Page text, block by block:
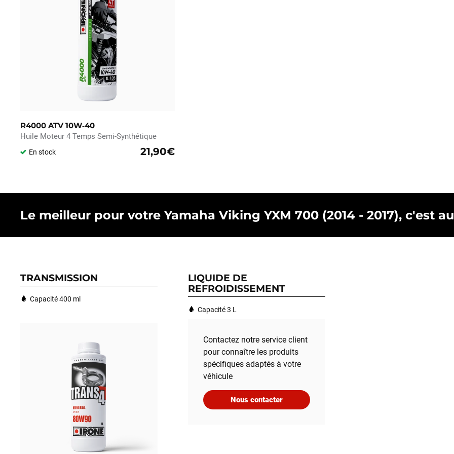
R4000 ATV 10W‑40
Huile Moteur 4 Temps Semi-Synthétique
En stock 21,90€
Le meilleur pour votre Yamaha Viking YXM 700 (2014 - 2017), c'est
TRANSMISSION
Capacité 400 ml
LIQUIDE DE
REFROIDISSEMENT
Capacité 3 L
Contactez notre service client
pour connaître les produits
spécifiques adaptés à votre
véhicule
Nous contacter